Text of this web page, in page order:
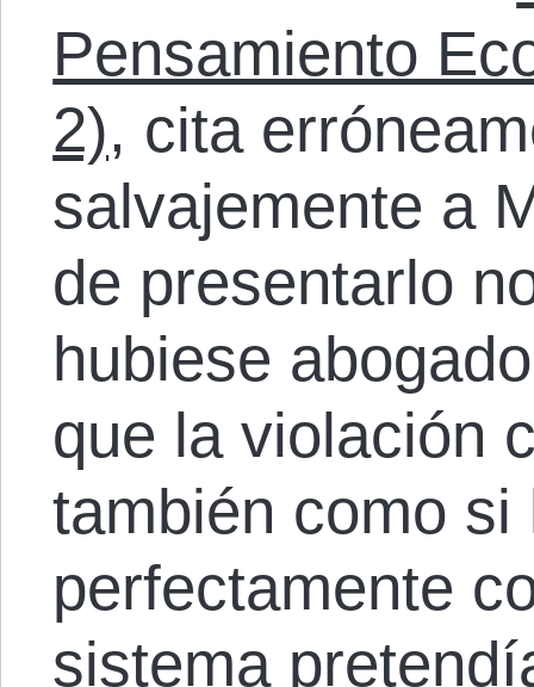
Pensamiento
2), cita
salvajemente a
de presentarlo
hubiese
que la violación
también como si
perfectamente
sistema